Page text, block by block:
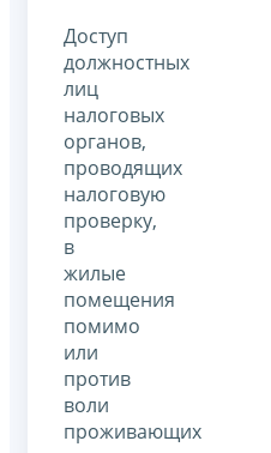
Доступ
должностных
лиц
налоговых
органов,
проводящих
налоговую
проверку,
в
жилые
помещения
помимо
или
против
воли
проживающих